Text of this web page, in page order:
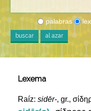
palabras
buscar al azar
Lexema
Raíz:sidēr-, gr.,